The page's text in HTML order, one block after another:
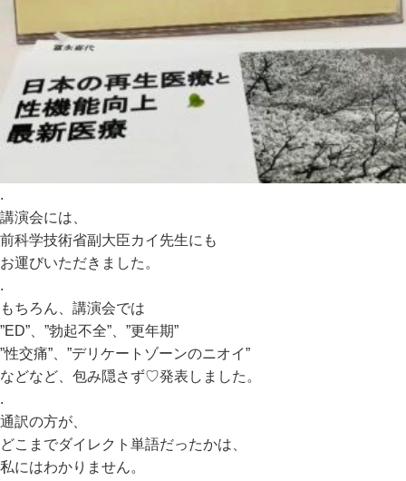
.
講演会には、
前科学技術省副大臣カイ先生にも
お運びいただきました。
.
もちろん、講演会では
”ED”、”勃起不全”、”更年期”
”性交痛”、”デリケートゾーンのニオイ”
などなど、包み隠さず♡発表しました。
.
通訳の方が、
どこまでダイレクト単語だったかは、
私にはわかりません。